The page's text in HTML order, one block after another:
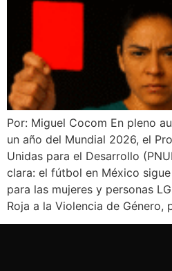
Por: Miguel Cocom En pleno
un año del Mundial 2026, el
Unidas para el Desarrollo
clara: el fútbol en México
para las mujeres y personas
Roja a la Violencia de Género,